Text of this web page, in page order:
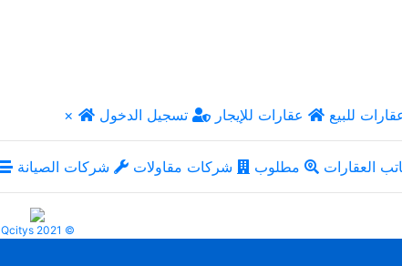
× للبيع عقارات للإيجار تسجيل الدخول
العقارات مطلوب شركات مقاولات شركات الصيانة
Qcitys 2021 ©